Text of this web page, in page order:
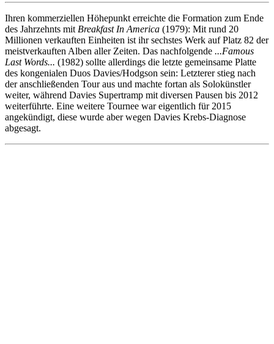
Ihren kommerziellen Höhepunkt erreichte die Formation zum Ende
des Jahrzehnts mit BreakfastIn America (1979): Mit rund 20
Millionen verkauften Einheiten ist ihr sechstes Werk auf Platz 82 der
meistverkauften Alben aller Zeiten. Das nachfolgende ...Famous
Last Words... (1982) sollte allerdings die letzte gemeinsame Platte
des kongenialen Duos Davies/Hodgson sein: Letzterer stieg nach
der anschließenden Tour aus und machte fortan als Solokünstler
weiter, während Davies Supertramp mit diversen Pausen bis 2012
weiterführte. Eine weitere Tournee war eigentlich für 2015
angekündigt, diese wurde aber wegen Davies Krebs-Diagnose
abgesagt.